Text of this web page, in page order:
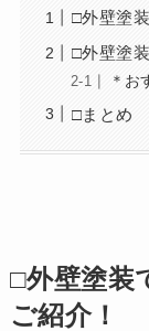
□外壁塗
□外壁塗
＊お
□まとめ
□外壁塗装
ご紹介！